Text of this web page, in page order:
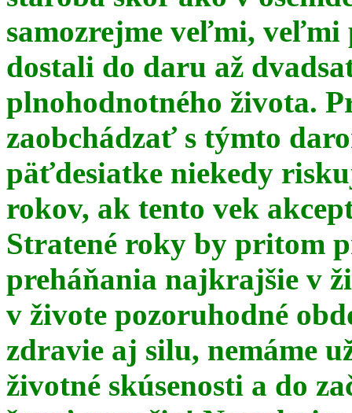
samozrejme veľmi, veľmi
dostali do daru až
plnohodnotného života.
zaobchádzať s týmto
päťdesiatke niekedy
rokov, ak tento vek
Stratené roky by pritom
preháňania najkrajšie v
v živote pozoruhodné
zdravie aj silu, nemáme
životné skúsenosti a do